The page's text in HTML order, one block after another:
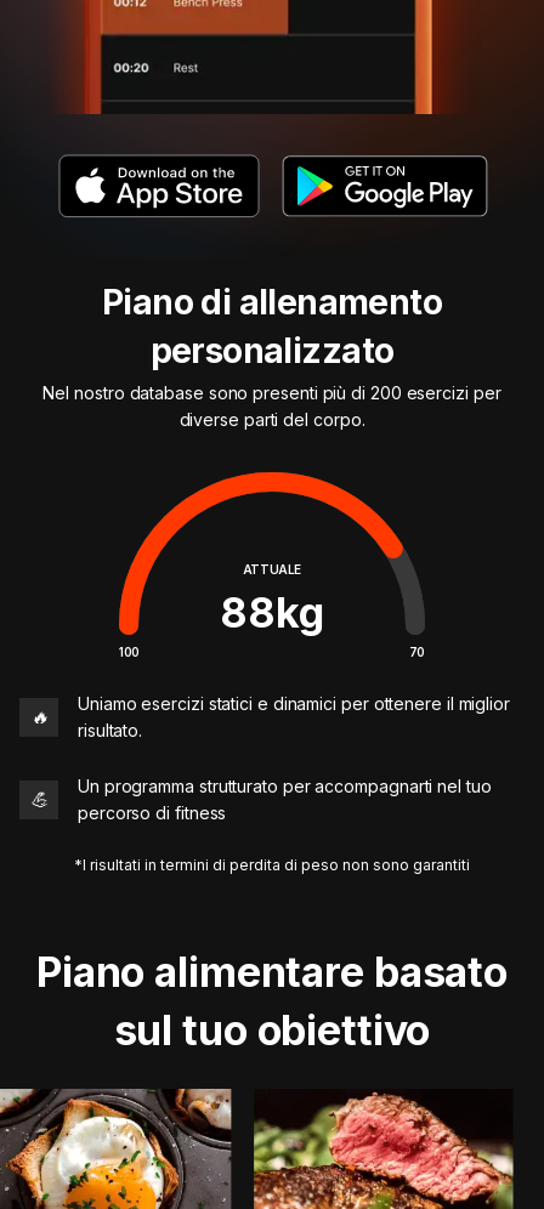
Piano di allenamento
personalizzato
Nel nostro database sono presenti più di 200 esercizi per
diverse parti del corpo.
ATTUALE
88kg
100 70
🔥
Uniamo esercizi statici e dinamici per ottenere il miglior
risultato.
💪
Un programma strutturato per accompagnarti nel tuo
percorso di fitness
*I risultati in termini di perdita di peso non sono garantiti
Piano alimentare basato
sul tuo obiettivo